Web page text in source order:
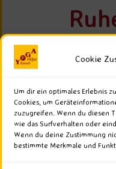
Cookie
Um dir ein optimales Erlebnis
Cookies, um
zuzugreifen. Wenn du diesen
wie das Surfverhalten oder
Wenn du deine Zustimmung
bestimmte Merkmale und
WANN:
Repeats
WO:
Yoga Vidya Kassel
Sickingenstraße 10 in